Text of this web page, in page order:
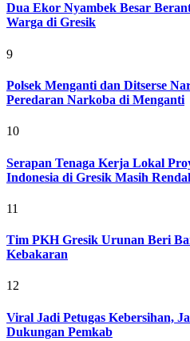
Dua Ekor Nyambek Besar
Warga di Gresik
9
Polsek Menganti dan Ditserse
Peredaran Narkoba di Menganti
10
Serapan Tenaga Kerja Lokal
Indonesia di Gresik Masih
11
Tim PKH Gresik Urunan Beri
Kebakaran
12
Viral Jadi Petugas Kebersihan,
Dukungan Pemkab